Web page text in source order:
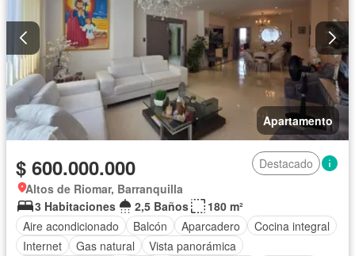
Apartamento
$ 600.000.000
Destacado
Altos de Riomar, Barranquilla
3 Habitaciones
2,5 Baños
180 m²
Aire acondicionado
Balcón Aparcadero
Cocina integral
Internet
Gas natural
Vista panorámica